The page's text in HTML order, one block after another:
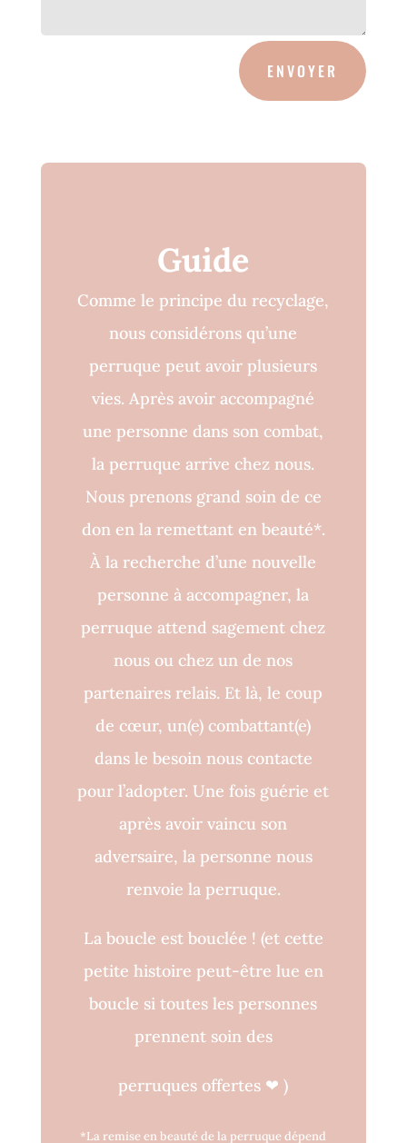
ENVOYER
Guide
Comme le principe du recyclage,
nous considérons qu’une
perruque peut avoir plusieurs
vies. Après avoir accompagné
une personne dans son combat,
la perruque arrive chez nous.
Nous prenons grand soin de ce
don en la remettant en beauté*.
À la recherche d’une nouvelle
personne à accompagner, la
perruque attend sagement chez
nous ou chez un de nos
partenaires relais. Et là, le coup
de cœur, un(e) combattant(e)
dans le besoin nous contacte
pour l’adopter. Une fois guérie et
après avoir vaincu son
adversaire, la personne nous
renvoie la perruque.
La boucle est bouclée ! (et cette
petite histoire peut-être lue en
boucle si toutes les personnes
prennent soin des
perruques offertes ❤)
*La remise en beauté de la perruque dépend